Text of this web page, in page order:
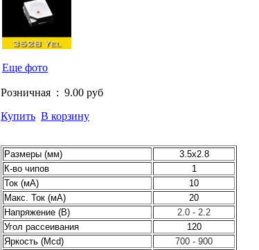
Еще фото
Розничная : 9.00 руб
Купить В корзину
Размеры (мм)
3.5х2.8
К-во чипов
1
Ток (мА)
10
Макс. Ток (мА)
20
Напряжение (В)
2.0 - 2.2
Угол рассеивания
120
Яркость (Mcd)
700 - 900